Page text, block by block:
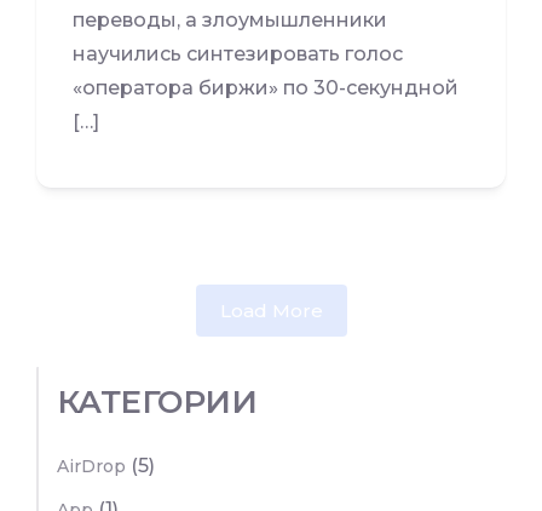
переводы, а злоумышленники
научились синтезировать голос
«оператора биржи» по 30-секундной
[…]
Load More
КАТЕГОРИИ
AirDrop (5)